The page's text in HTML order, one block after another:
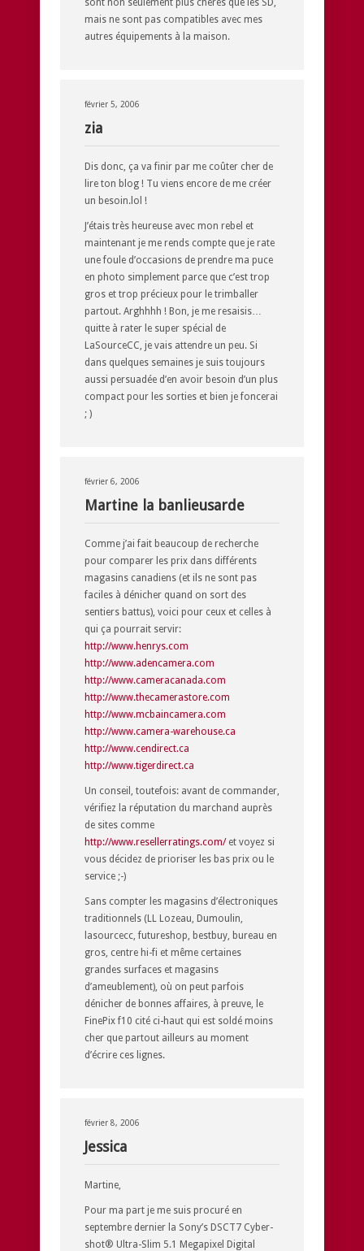
mais ne sont pas compatibles avec mes
autres équipements à la maison.
février 5, 2006
zia
Dis donc, ça va finir par me coûter cher de
lire ton blog ! Tu viens encore de me créer
un besoin.lol !
J’étais très heureuse avec mon rebel et
maintenant je me rends compte que je rate
une foule d’occasions de prendre ma puce
en photo simplement parce que c’est trop
gros et trop précieux pour le trimballer
partout. Arghhhh ! Bon, je me resaisis…
quitte à rater le super spécial de
LaSourceCC, je vais attendre un peu. Si
dans quelques semaines je suis toujours
aussi persuadée d’en avoir besoin d’un plus
compact pour les sorties et bien je foncerai
; )
février 6, 2006
Martine la banlieusarde
Comme j’ai fait beaucoup de recherche
pour comparer les prix dans différents
magasins canadiens (et ils ne sont pas
faciles à dénicher quand on sort des
sentiers battus), voici pour ceux et celles à
qui ça pourrait servir:
http://www.henrys.com
http://www.adencamera.com
http://www.cameracanada.com
http://www.thecamerastore.com
http://www.mcbaincamera.com
http://www.camera-warehouse.ca
http://www.cendirect.ca
http://www.tigerdirect.ca
Un conseil, toutefois: avant de commander,
vérifiez la réputation du marchand auprès
de sites comme
http://www.resellerratings.com/et voyez si
vous décidez de prioriser les bas prix ou le
service ;-)
Sans compter les magasins d’électroniques
traditionnels (LL Lozeau, Dumoulin,
lasourcecc, futureshop, bestbuy, bureau en
gros, centre hi-fi et même certaines
grandes surfaces et magasins
d’ameublement), où on peut parfois
dénicher de bonnes affaires, à preuve, le
FinePix f10 cité ci-haut qui est soldé moins
cher que partout ailleurs au moment
d’écrire ces lignes.
février 8, 2006
Jessica
Martine,
Pour ma part je me suis procuré en
septembre dernier la Sony’s DSCT7 Cyber-
shot® Ultra-Slim 5.1 Megapixel Digital